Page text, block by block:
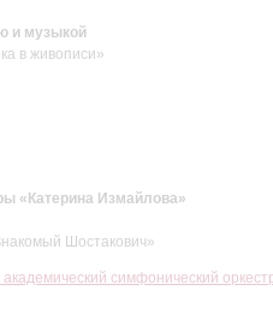
и музыкой
в живописи»
«Катерина Измайлова»
Шостакович»
симфонический